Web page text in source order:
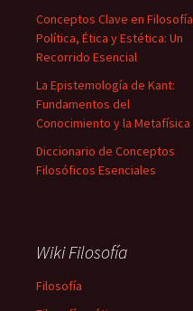
Conceptos Clave en Filosofía
Política, Ética y Estética: Un
Recorrido Esencial
La Epistemología de Kant:
Fundamentos del
Conocimiento y la Metafísica
Diccionario de Conceptos
Filosóficos Esenciales
Wiki Filosofía
Filosofía